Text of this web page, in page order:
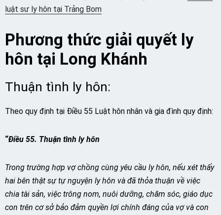
luật sư ly hôn tại Trảng Bom
Phương thức giải quyết ly
hôn tại Long Khánh
Thuận tình ly hôn:
Theo quy định tại Điều 55 Luật hôn nhân và gia đình quy định:
“Điều 55. Thuận tình ly hôn
Trong trường hợp vợ chồng cùng yêu cầu ly hôn, nếu xét thấy
hai bên thật sự tự nguyện ly hôn và đã thỏa thuận về việc
chia tài sản, việc trông nom, nuôi dưỡng, chăm sóc, giáo dục
con trên cơ sở bảo đảm quyền lợi chính đáng của vợ và con